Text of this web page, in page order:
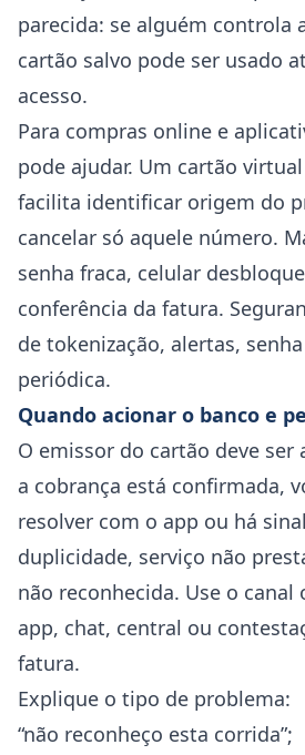
parecida: se alguém controla
cartão salvo pode ser usado
acesso.
Para compras online e
pode ajudar. Um cartão
facilita identificar origem do
cancelar só aquele número.
senha fraca, celular
conferência da fatura.
de tokenização, alertas,
periódica.
Quando acionar o banco e
O emissor do cartão deve ser
a cobrança está confirmada,
resolver com o app ou há
duplicidade, serviço não
não reconhecida. Use o canal
app, chat, central ou
fatura.
Explique o tipo de problema:
“não reconheço esta corrida”;